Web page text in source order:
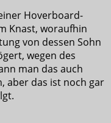
Hoverboard-
Knast, woraufhin
von dessen Sohn
wegen des
man das auch
aber das ist noch gar